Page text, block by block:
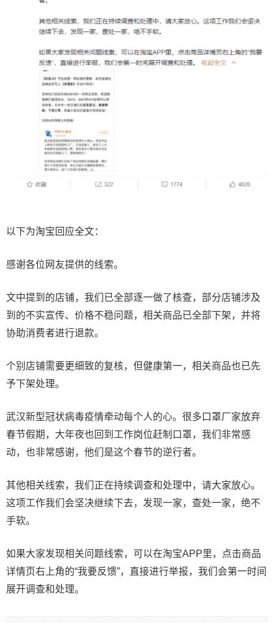
以下为淘宝回应全文：
感谢各位网友提供的线索。
文中提到的店铺，我们已全部逐一做了核查，部分店铺涉及
到的不实宣传、价格不稳问题，相关商品已全部下架，并将
协助消费者进行退款。
个别店铺需要更细致的复核，但健康第一，相关商品也已先
予下架处理。
武汉新型冠状病毒疫情牵动每个人的心。很多口罩厂家放弃
春节假期，大年夜也回到工作岗位赶制口罩，我们非常感
动，也非常感谢，他们是这个春节的逆行者。
其他相关线索，我们正在持续调查和处理中，请大家放心。
这项工作我们会坚决继续下去，发现一家，查处一家，绝不
手软。
如果大家发现相关问题线索，可以在淘宝APP里，点击商品
详情页右上角的“我要反馈”，直接进行举报，我们会第一时间
展开调查和处理。